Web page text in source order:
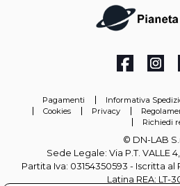
Pagamenti Informativa
Cookies
Privacy
Richiedi
© DN-LAB
Sede Legale: Via P.T. VALLE
Partita Iva: 03154350593 - Iscritta
Latina REA: LT-